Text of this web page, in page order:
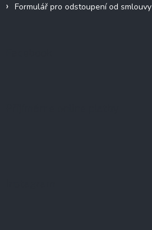
Formulář pro odstoupení od smlouvy